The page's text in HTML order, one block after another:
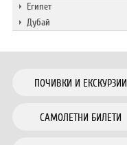
Египет
Дубай
ПОЧИВКИ И ЕКСКУРЗИИ
САМОЛЕТНИ БИЛЕТИ